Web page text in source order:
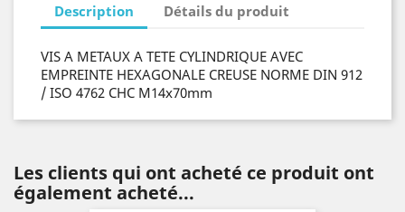
Description Détails du produit
VIS A METAUX A TETE CYLINDRIQUE AVEC
EMPREINTE HEXAGONALE CREUSE NORME DIN 912
/ ISO 4762 CHC M14x70mm
Les clients qui ont acheté ce produit ont
également acheté...